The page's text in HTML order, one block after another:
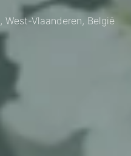
, West-Vlaanderen, België